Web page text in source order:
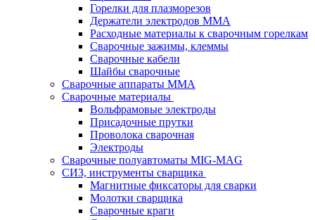
Горелки для плазморезов
Держатели электродов ММА
Расходные материалы к сварочным горелкам
Сварочные зажимы, клеммы
Сварочные кабели
Шайбы сварочные
Сварочные аппараты MMA
Сварочные материалы
Вольфрамовые электроды
Присадочные прутки
Проволока сварочная
Электроды
Сварочные полуавтоматы MIG-MAG
СИЗ, инструменты сварщика
Магнитные фиксаторы для сварки
Молотки сварщика
Сварочные краги